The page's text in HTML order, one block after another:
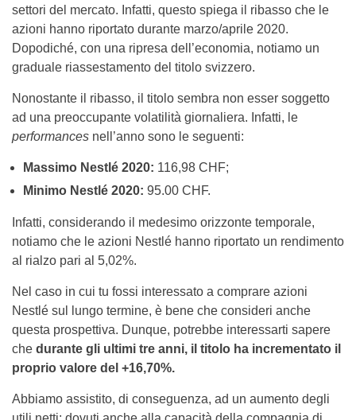
settori del mercato. Infatti, questo spiega il ribasso che le
azioni hanno riportato durante marzo/aprile 2020.
Dopodiché, con una ripresa dell’economia, notiamo un
graduale riassestamento del titolo svizzero.
Nonostante il ribasso, il titolo sembra non esser soggetto
ad una preoccupante volatilità giornaliera. Infatti, le
performances nell’anno sono le seguenti:
Massimo Nestlé 2020: 116,98 CHF;
Minimo Nestlé 2020: 95.00 CHF.
Infatti, considerando il medesimo orizzonte temporale,
notiamo che le azioni Nestlé hanno riportato un rendimento
al rialzo pari al 5,02%.
Nel caso in cui tu fossi interessato a comprare azioni
Nestlé sul lungo termine, è bene che consideri anche
questa prospettiva. Dunque, potrebbe interessarti sapere
che durante gli ultimi tre anni, il titolo ha incrementato il
proprio valore del +16,70%.
Abbiamo assistito, di conseguenza, ad un aumento degli